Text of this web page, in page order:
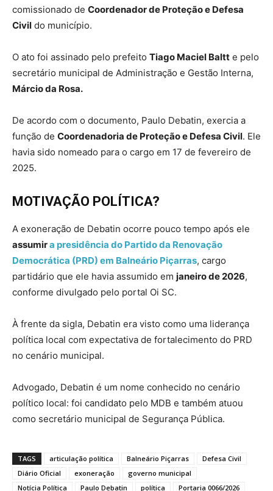
comissionado de Coordenador de Proteção e Defesa
Civil do município.
O ato foi assinado pelo prefeito Tiago Maciel Baltt e pelo
secretário municipal de Administração e Gestão Interna,
Márcio da Rosa.
De acordo com o documento, Paulo Debatin, exercia a
função de Coordenadoria de Proteção e Defesa Civil. Ele
havia sido nomeado para o cargo em 17 de fevereiro de
2025.
MOTIVAÇÃO POLÍTICA?
A exoneração de Debatin ocorre pouco tempo após ele
assumira presidência do Partido da Renovação
Democrática (PRD) em Balneário Piçarras, cargo
partidário que ele havia assumido em janeiro de 2026,
conforme divulgado pelo portal Oi SC.
À frente da sigla, Debatin era visto como uma liderança
política local com expectativa de fortalecimento do PRD
no cenário municipal.
Advogado, Debatin é um nome conhecido no cenário
político local: foi candidato pelo MDB e também atuou
como secretário municipal de Segurança Pública.
TAGS articulação política Balneário Piçarras
Defesa Civil
Diário Oficial
exoneração
governo municipal
Notícia Política
Paulo Debatin política Portaria 0066/2026